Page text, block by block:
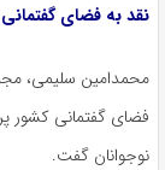
نقد به فضای
محمدامین سلیمی،
فضای گفتمانی کشور
نوجوانان گفت.